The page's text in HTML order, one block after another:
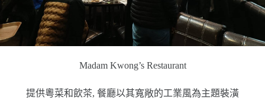
Madam Kwong’s Restaurant
提供粵菜和飲茶, 餐廳以其寬敞的工業風為主題裝潢